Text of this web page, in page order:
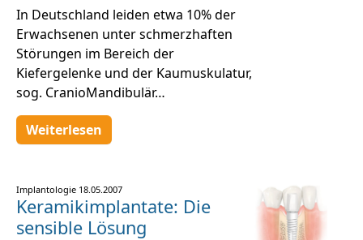
In Deutschland leiden etwa 10% der
Erwachsenen unter schmerzhaften
Störungen im Bereich der
Kiefergelenke und der Kaumuskulatur,
sog. CranioMandibulär…
Weiterlesen
Implantologie 18.05.2007
Keramikimplantate: Die
sensible Lösung